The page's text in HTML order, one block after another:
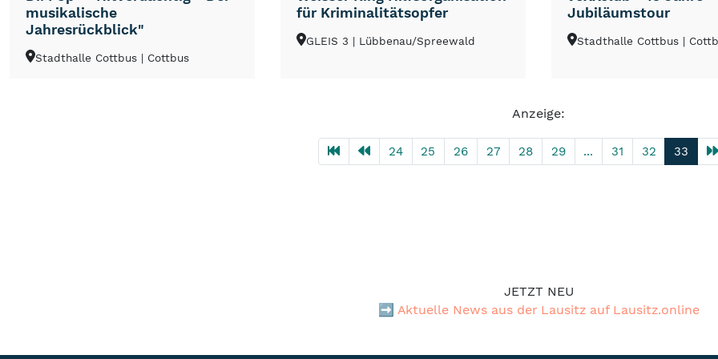
musikalische
Jahresrückblick"
Stadthalle Cottbus | Cottbus
für Kriminalitätsopfer
GLEIS 3 | Lübbenau/Spreewald
Jubiläumstour
Stadthalle Cottbus |
Anzeige:
24 25 26 27 28 29 ... 31 32 33
JETZT NEU
➡️ Aktuelle News aus der Lausitz auf Lausitz.online